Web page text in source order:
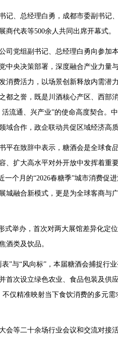
记、总经理白勇，成都市委副书记
商代表等500余人共同出席开幕式。
司党组副书记、总经理白勇向参加
中央决策部署，深度融合产业力量
消费活力，以场景创新释放内需潜
都之誉，既是川酒核心产区、西部
流通、兴产业”的使命高度契合。
域合作，政企联动共促区域经济高
平在致辞中表示，糖酒会是全球食
、扩大高水平对外开放中发挥着重
一个月的“2026春糖季”城市消费促
城融合新模式，更是为全球客商与
式举办，首次对两大展馆差异化
酒类及饮品。
”与“风向标”，本届糖酒会捕捉行
首次设立绿色农业、食品包装及供
仅精准映射当下食饮消费的多元
会等二十余场行业会议和交流对接